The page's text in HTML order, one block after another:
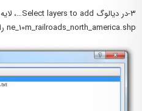
۳-در دیالوگ Select layers to add…، لایه
ne_10m_railroads_north_america.shp را انتخاب کنید.